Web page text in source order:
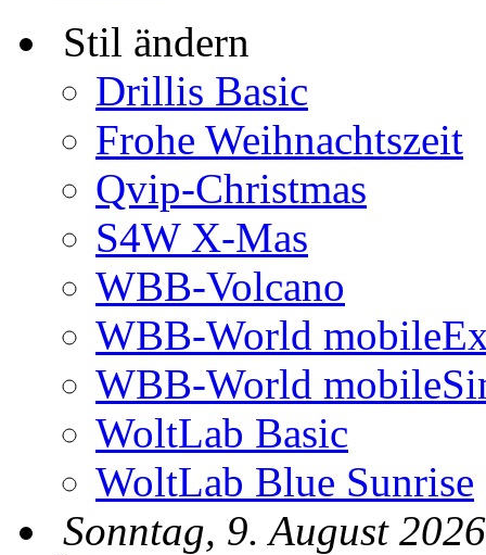
Stil ändern
Drillis Basic
Frohe Weihnachtszeit
Qvip-Christmas
S4W X-Mas
WBB-Volcano
WBB-World
WBB-World
WoltLab Basic
WoltLab Blue Sunrise
Sonntag, 9. August